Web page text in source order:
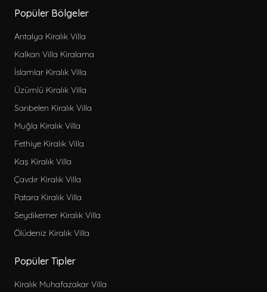
Popüler Bölgeler
Antalya Kiralık Villa
Kalkan Villa Kiralama
İslamlar Kiralık Villa
Üzümlü Kiralık Villa
Sarıbelen Kiralık Villa
Muğla Kiralık Villa
Fethiye Kiralık Villa
Kaş Kiralık Villa
Çavdır Kiralık Villa
Patara Kiralık Villa
Seydikemer Kiralık Villa
Ölüdeniz Kiralık Villa
Popüler Tipler
Kiralık Muhafazakar Villa